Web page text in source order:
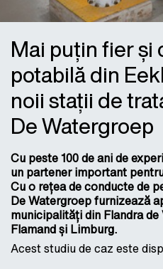
Mai puțin fier și
potabilă din
noii stații de
De Watergroep
Cu peste 100 de ani de
un partener important
Cu o rețea de conducte de
De Watergroep furnizează
municipalități din Flandra
Flamand și Limburg.
Acest studiu de caz este